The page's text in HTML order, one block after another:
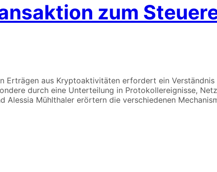
zum
Erträgen aus Kryptoaktivitäten erfordert ein
durch eine Unterteilung in Protokollereignisse,
Alessia Mühlthaler erörtern die verschiedenen